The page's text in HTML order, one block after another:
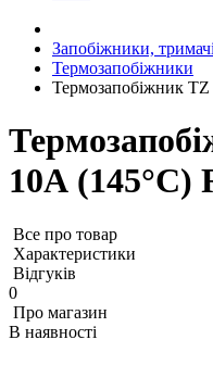
Запобіжники, тримачі
Термозапобіжники
Термозапобіжник
10А (145°C)
Все про товар
Характеристики
Відгуків
0
Про магазин
В наявності